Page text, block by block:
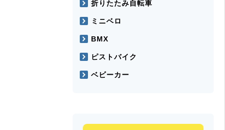
折りたたみ自転車
ミニベロ
BMX
ピストバイク
ベビーカー